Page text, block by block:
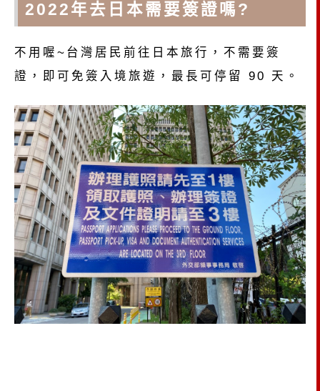
2022年去日本需要簽證嗎?
不用喔~台灣居民前往日本旅行，不需要簽
證，即可免簽入境旅遊，最長可停留 90 天。